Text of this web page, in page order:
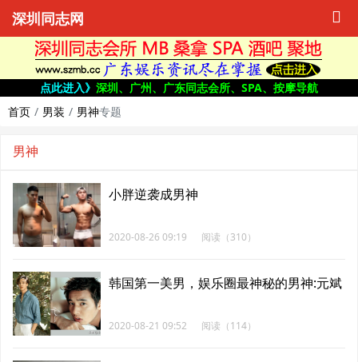
深圳同志网
点此进入》 深圳、广州、广东同志会所、SPA、按摩导航
首页
男装 男神专题
男神
小胖逆袭成男神
2020-08-26 09:19 阅读（310）
韩国第一美男，娱乐圈最神秘的男神:元斌
2020-08-21 09:52 阅读（114）